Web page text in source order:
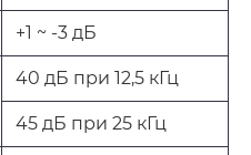
+1 ~ -3 дБ
40 дБ при 12,5 кГц
45 дБ при 25 кГц